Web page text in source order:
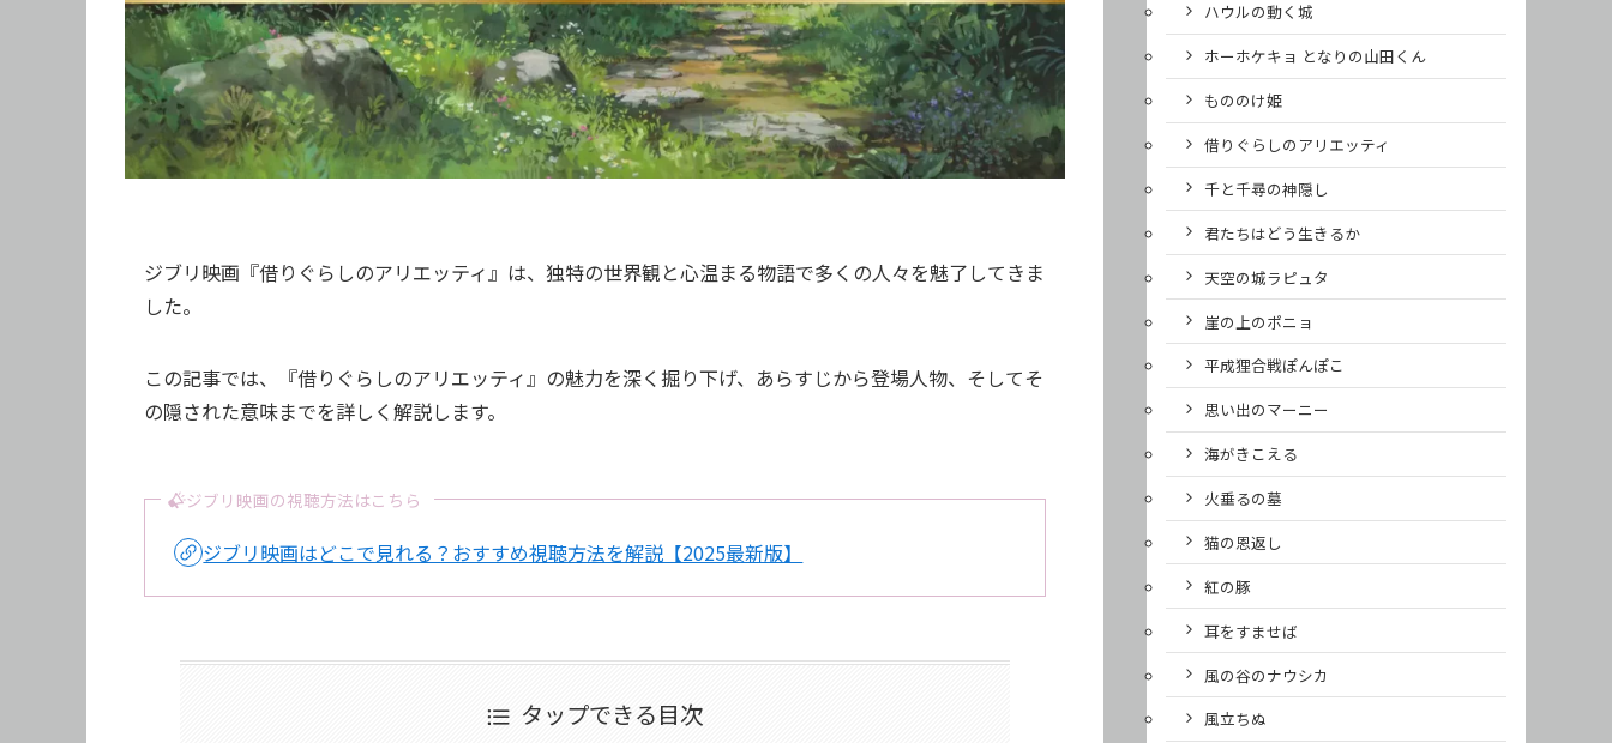
ジブリ映画『借りぐらしのアリエッティ』は、独特の世界観と心温まる物語で多くの人々を魅了してきま
した。
この記事では、『借りぐらしのアリエッティ』の魅力を深く掘り下げ、あらすじから登場人物、そしてそ
の隠された意味までを詳しく解説します。
ジブリ映画の視聴方法はこちら
ジブリ映画はどこで見れる？おすすめ視聴方法を解説【2025最新版】
タップできる目次
ハウルの動く城
ホーホケキョ となりの山田くん
もののけ姫
借りぐらしのアリエッティ
千と千尋の神隠し
君たちはどう生きるか
天空の城ラピュタ
崖の上のポニョ
平成狸合戦ぽんぽこ
思い出のマーニー
海がきこえる
火垂るの墓
猫の恩返し
紅の豚
耳をすませば
風の谷のナウシカ
風立ちぬ